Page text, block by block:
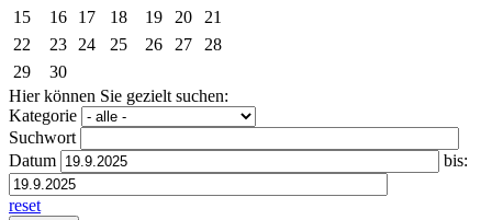
15
16 17 18 19 20
21
22
23 24 25 26 27
28
29
30
Hier können Sie gezielt suchen:
Kategorie
Suchwort
Datum
bis:
reset